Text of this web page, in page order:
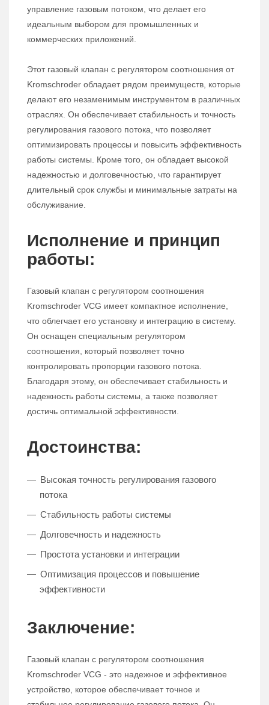
управление газовым потоком, что делает его
идеальным выбором для промышленных и
коммерческих приложений.
Этот газовый клапан с регулятором соотношения от
Kromschroder обладает рядом преимуществ, которые
делают его незаменимым инструментом в различных
отраслях. Он обеспечивает стабильность и точность
регулирования газового потока, что позволяет
оптимизировать процессы и повысить эффективность
работы системы. Кроме того, он обладает высокой
надежностью и долговечностью, что гарантирует
длительный срок службы и минимальные затраты на
обслуживание.
Исполнение и принцип
работы:
Газовый клапан с регулятором соотношения
Kromschroder VCG имеет компактное исполнение,
что облегчает его установку и интеграцию в систему.
Он оснащен специальным регулятором
соотношения, который позволяет точно
контролировать пропорции газового потока.
Благодаря этому, он обеспечивает стабильность и
надежность работы системы, а также позволяет
достичь оптимальной эффективности.
Достоинства:
Высокая точность регулирования газового
потока
Стабильность работы системы
Долговечность и надежность
Простота установки и интеграции
Оптимизация процессов и повышение
эффективности
Заключение:
Газовый клапан с регулятором соотношения
Kromschroder VCG - это надежное и эффективное
устройство, которое обеспечивает точное и